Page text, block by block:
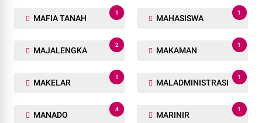
MAFIA TANAH
1
MAHASISWA
1
MAJALENGKA
2
MAKAMAN
1
MAKELAR
1
MALADMINISTRASI
1
MANADO
4
MARINIR
1